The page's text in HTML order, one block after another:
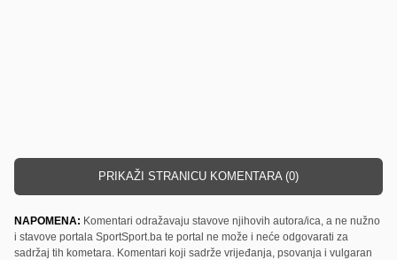
PRIKAŽI STRANICU KOMENTARA (0)
NAPOMENA: Komentari odražavaju stavove njihovih autora/ica, a ne nužno
i stavove portala SportSport.ba te portal ne može i neće odgovarati za
sadržaj tih kometara. Komentari koji sadrže vrijeđanja, psovanja i vulgaran